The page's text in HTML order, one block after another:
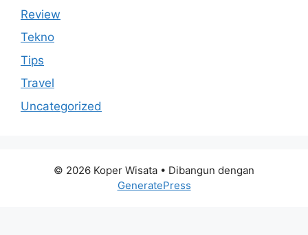
Review
Tekno
Tips
Travel
Uncategorized
© 2026 Koper Wisata • Dibangun dengan
GeneratePress